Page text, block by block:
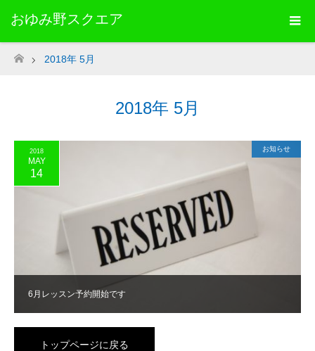
おゆみ野スクエア
ホーム
2018年 5月
2018年 5月
6月レッスン予約開始です
2018
MAY
14
お知らせ
トップページに戻る